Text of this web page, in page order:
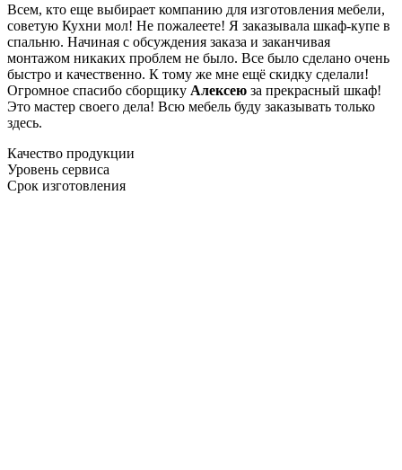
Всем, кто еще выбирает компанию для изготовления мебели,
советую Кухни мол! Не пожалеете! Я заказывала шкаф-купе в
спальню. Начиная с обсуждения заказа и заканчивая
монтажом никаких проблем не было. Все было сделано очень
быстро и качественно. К тому же мне ещё скидку сделали!
Огромное спасибо сборщику Алексею за прекрасный шкаф!
Это мастер своего дела! Всю мебель буду заказывать только
здесь.
Качество продукции
Уровень сервиса
Срок изготовления